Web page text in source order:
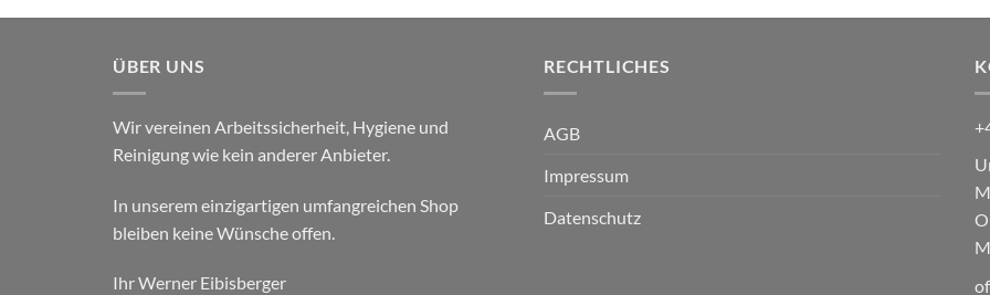
ÜBER UNS
Wir vereinen Arbeitssicherheit, Hygiene und
Reinigung wie kein anderer Anbieter.
In unserem einzigartigen umfangreichen Shop
bleiben keine Wünsche offen.
Ihr Werner Eibisberger
RECHTLICHES
AGB
Impressum
Datenschutz